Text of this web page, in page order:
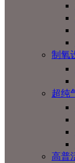
制氧
超纯
高普